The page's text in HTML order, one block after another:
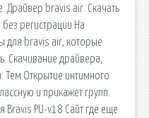
Драйвер bravis air. Скачать
регистрации.На
для bravis air, которые
Скачивание драйвера,
Тем Открытие интимного
и прикажет групп.
Bravis PU-v18 Сайт где еще